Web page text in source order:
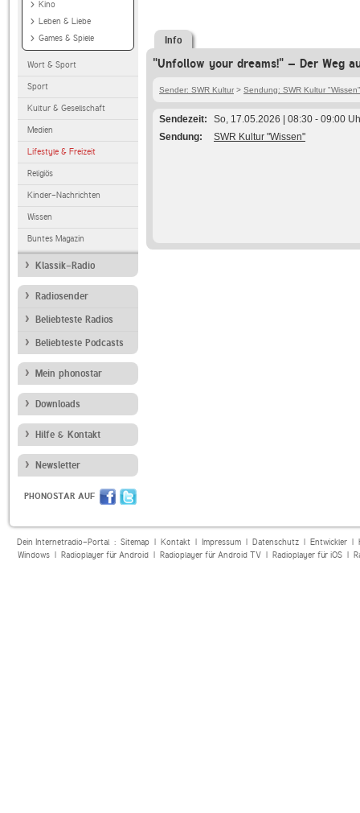
Kino
Leben & Liebe
Games & Spiele
Wort & Sport
Sport
Kultur & Gesellschaft
Medien
Lifestyle & Freizeit
Religiös
Kinder-Nachrichten
Wissen
Buntes Magazin
Klassik-Radio
Radiosender
Beliebteste Radios
Beliebteste Podcasts
Mein phonostar
Downloads
Hilfe & Kontakt
Newsletter
PHONOSTAR AUF
Info
"Unfollow your dreams!" – Der Weg
Sender: SWR Kultur > Sendung: SWR Kultur "Wissen"
Sendezeit
So, 17.05.2026 | 08:30 - 09:00
Sendung
SWR Kultur "Wissen"
Dein Internetradio-Portal : Sitemap| Kontakt| Impressum| Datenschutz| Entwickler|
Windows| Radioplayer für Android| Radioplayer für Android TV| Radioplayer für iOS|